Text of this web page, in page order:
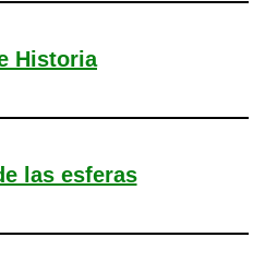
Historia
las esferas